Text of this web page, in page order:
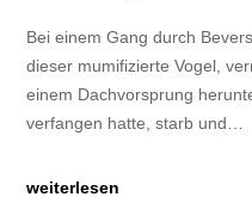
Bei einem Gang durch
dieser mumifizierte Vogel,
einem Dachvorsprung
verfangen hatte, starb und…
weiterlesen